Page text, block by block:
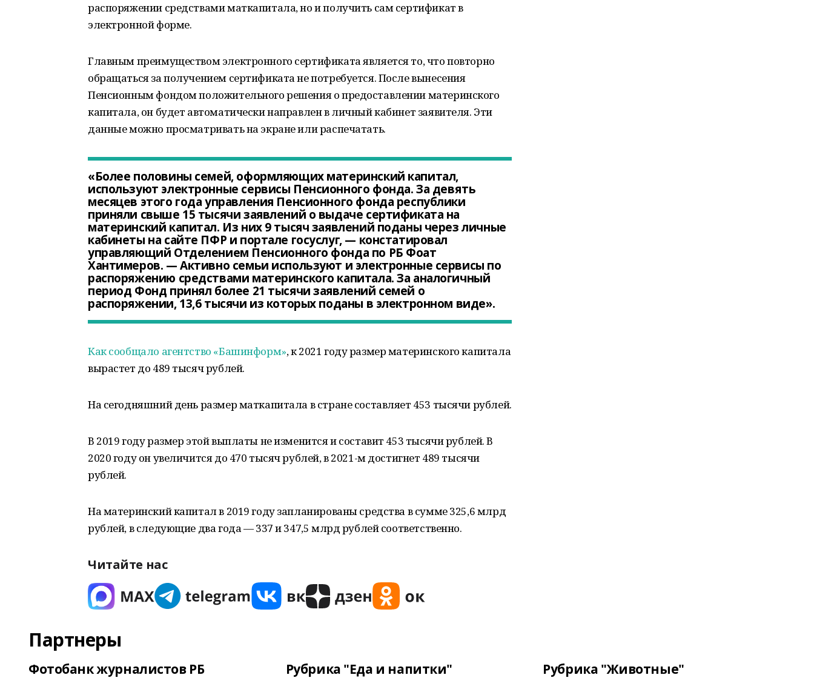
распоряжении средствами маткапитала, но и получить сам сертификат в
электронной форме.
Главным преимуществом электронного сертификата является то, что повторно
обращаться за получением сертификата не потребуется. После вынесения
Пенсионным фондом положительного решения о предоставлении материнского
капитала, он будет автоматически направлен в личный кабинет заявителя. Эти
данные можно просматривать на экране или распечатать.
«Более половины семей, оформляющих материнский капитал,
используют электронные сервисы Пенсионного фонда. За девять
месяцев этого года управления Пенсионного фонда республики
приняли свыше 15 тысячи заявлений о выдаче сертификата на
материнский капитал. Из них 9 тысяч заявлений поданы через личные
кабинеты на сайте ПФР и портале госуслуг, — констатировал
управляющий Отделением Пенсионного фонда по РБ Фоат
Хантимеров. — Активно семьи используют и электронные сервисы по
распоряжению средствами материнского капитала. За аналогичный
период Фонд принял более 21 тысячи заявлений семей о
распоряжении, 13,6 тысячи из которых поданы в электронном виде».
Как сообщало агентство «Башинформ», к 2021 году размер материнского капитала
вырастет до 489 тысяч рублей.
На сегодняшний день размер маткапитала в стране составляет 453 тысячи рублей.
В 2019 году размер этой выплаты не изменится и составит 453 тысячи рублей. В
2020 году он увеличится до 470 тысяч рублей, в 2021-м достигнет 489 тысячи
рублей.
На материнский капитал в 2019 году запланированы средства в сумме 325,6 млрд
рублей, в следующие два года — 337 и 347,5 млрд рублей соответственно.
Читайте нас
Партнеры
Фотобанк журналистов РБ Рубрика "Еда и напитки" Рубрика "Животные"